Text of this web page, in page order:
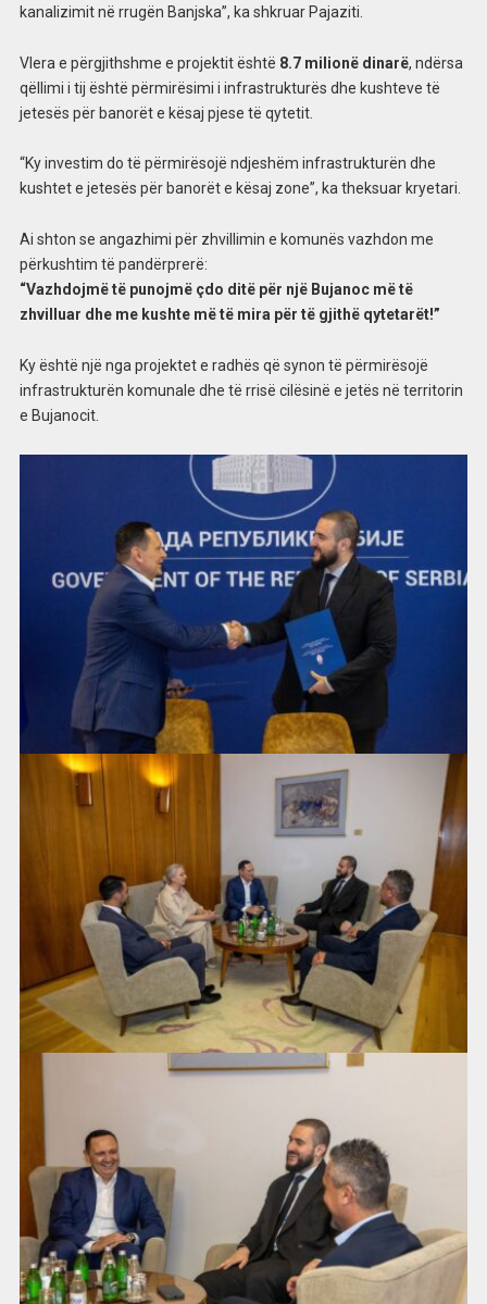
kanalizimit në rrugën Banjska”, ka shkruar Pajaziti.
Vlera e përgjithshme e projektit është 8.7 milionë dinarë, ndërsa
qëllimi i tij është përmirësimi i infrastrukturës dhe kushteve të
jetesës për banorët e kësaj pjese të qytetit.
“Ky investim do të përmirësojë ndjeshëm infrastrukturën dhe
kushtet e jetesës për banorët e kësaj zone”, ka theksuar kryetari.
Ai shton se angazhimi për zhvillimin e komunës vazhdon me
përkushtim të pandërprerë:
“Vazhdojmë të punojmë çdo ditë për një Bujanoc më të
zhvilluar dhe me kushte më të mira për të gjithë qytetarët!”
Ky është një nga projektet e radhës që synon të përmirësojë
infrastrukturën komunale dhe të rrisë cilësinë e jetës në territorin
e Bujanocit.